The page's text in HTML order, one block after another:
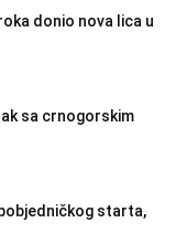
donio nova lica u
sa crnogorskim
starta,